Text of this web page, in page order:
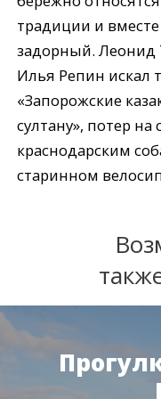
традиции и
задорный. Леонид
Илья Репин искал
«Запорожские
султану», потер
краснодарским
старинном